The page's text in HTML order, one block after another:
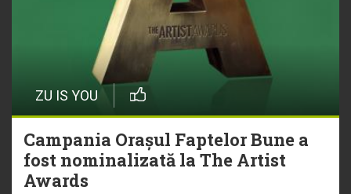
ZU IS YOU
Campania Orașul Faptelor Bune a
fost nominalizată la The Artist
Awards